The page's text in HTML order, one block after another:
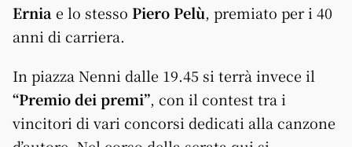
Ernia e lo stesso Piero Pelù, premiato per i 40
anni di carriera.
In piazza Nenni dalle 19.45 si terrà invece il
“Premio dei premi”, con il contest tra i
vincitori di vari concorsi dedicati alla canzone